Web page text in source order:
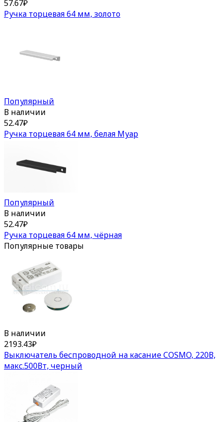
57.67₽
Ручка торцевая 64 мм, золото
Популярный
В наличии
52.47₽
Ручка торцевая 64 мм, белая Муар
Популярный
В наличии
52.47₽
Ручка торцевая 64 мм, чёрная
Популярные товары
В наличии
2193.43₽
Выключатель беспроводной на касание COSMO, 220В,
макс.500Вт, черный